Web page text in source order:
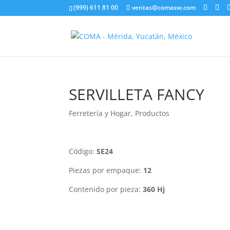
(999) 611 81 00 ventas@comasw.com
SERVILLETA FANCY
Ferretería y Hogar, Productos
Código:SE24
Piezas por empaque: 12
Contenido por pieza:360 Hj